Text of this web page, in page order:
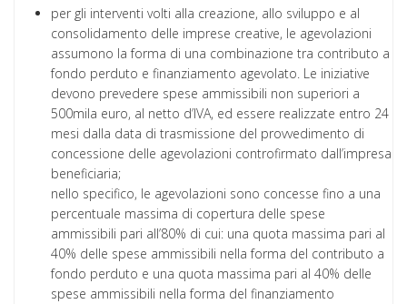
per gli interventi volti alla creazione, allo sviluppo e al
consolidamento delle imprese creative, le agevolazioni
assumono la forma di una combinazione tra contributo a
fondo perduto e finanziamento agevolato. Le iniziative
devono prevedere spese ammissibili non superiori a
500mila euro, al netto d’IVA, ed essere realizzate entro 24
mesi dalla data di trasmissione del provvedimento di
concessione delle agevolazioni controfirmato dall’impresa
beneficiaria;
nello specifico, le agevolazioni sono concesse fino a una
percentuale massima di copertura delle spese
ammissibili pari all’80% di cui: una quota massima pari al
40% delle spese ammissibili nella forma del contributo a
fondo perduto e una quota massima pari al 40% delle
spese ammissibili nella forma del finanziamento